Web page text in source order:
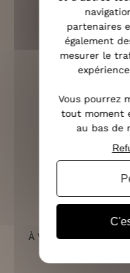
À VOTRE ÉCOUTE
partenaires
également
mesurer le
Vous pourrez
tout moment
au bas de